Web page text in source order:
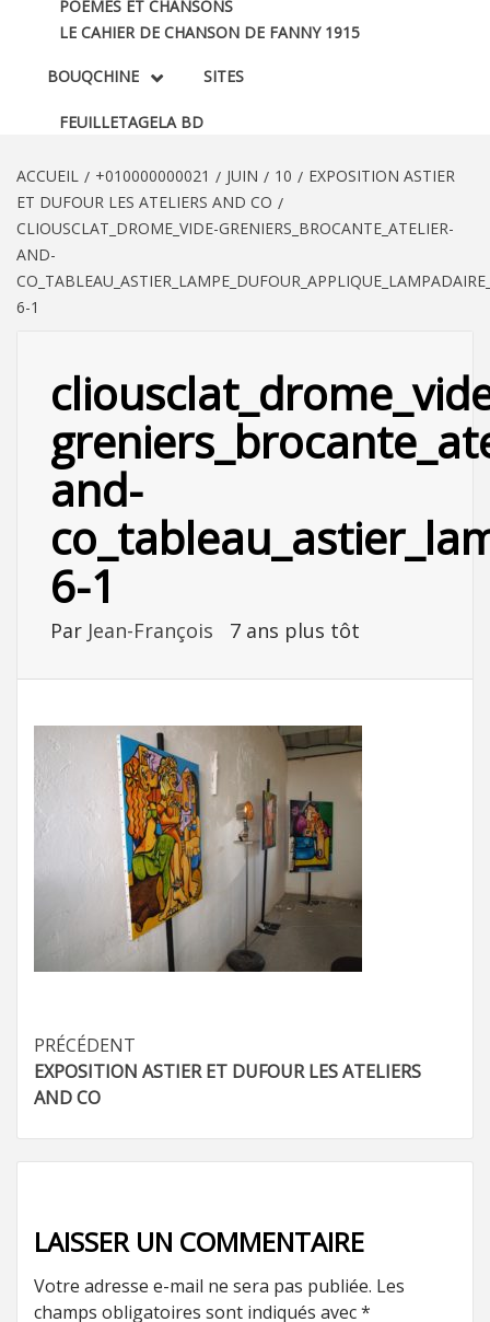
POEMES ET CHANSONS
LE CAHIER DE CHANSON DE FANNY 1915
BOUQCHINE
FEUILLETAGELA BD
SITES
ACCUEIL +010000000021 JUIN 10
EXPOSITION ASTIER
ET DUFOUR LES ATELIERS AND CO
CLIOUSCLAT_DROME_VIDE-GRENIERS_BROCANTE_ATELIER-
AND-
6-1
and-
6-1
Par Jean-François 7 ans plus tôt
Navigation
d’article
PRÉCÉDENT
EXPOSITION ASTIER ET DUFOUR LES ATELIERS
AND CO
LAISSER UN COMMENTAIRE
Votre adresse e-mail ne sera pas publiée. Les
champs obligatoires sont indiqués avec*